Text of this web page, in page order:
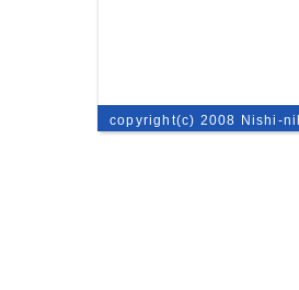
copyright(c) 2008 Nishi-